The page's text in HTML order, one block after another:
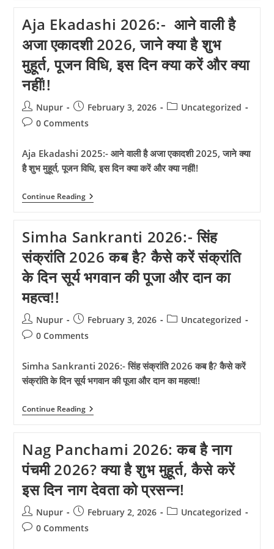
2026
से
9
अगस्त
2026
तक
Aja Ekadashi 2026:- आने वाली है
अजा एकादशी 2026, जाने क्या है शुभ
मुहूर्त, पूजन विधि, इस दिन क्या करें और क्या
नहीं!!
Post
author:
Nupur
Post
published:
February 3, 2026
PostUncategorized
Post0 Comments
Aja Ekadashi 2025:- आने वाली है अजा एकादशी 2025, जाने क्या
है शुभ मुहूर्त, पूजन विधि, इस दिन क्या करें और क्या नहीं!!
Continue ReadingAja
Ekadashi
वाली
है
अजा
एकादशी
2026,
जाने
मुहूर्त,
पूजन
विधि,
दिन
क्या
करें
नहीं!!
Simha Sankranti 2026:- सिंह
संक्रांति 2026 कब है? कैसे करें संक्रांति
के दिन सूर्य भगवान की पूजा और दान का
महत्व!!
Post
author:
Nupur
Post
published:
February 3, 2026
PostUncategorized
Post0 Comments
Simha Sankranti 2026:- सिंह संक्रांति 2026 कब है? कैसे करें
संक्रांति के दिन सूर्य भगवान की पूजा और दान का महत्व!!
Continue ReadingSimha
Sankranti
संक्रांति
2026
कब
है?
कैसे
करें
संक्रांति
के
दिन
Nag Panchami 2026: कब है नाग
पंचमी 2026? क्या है शुभ मुहूर्त, कैसे करें
इस दिन नाग देवता को प्रसन्न!
Post
author:
Nupur
Post
published:
February 2, 2026
PostUncategorized
Post0 Comments